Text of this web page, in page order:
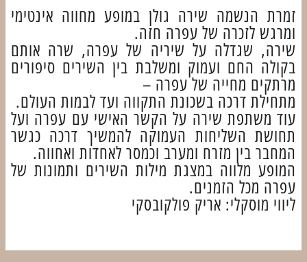
זמרת הנשמה שירה גולן במופע מחווה אינטימי
ומרגש לזכרה של עפרה חזה.
שירה, שגדלה על שיריה של עפרה, שרה אותם
בקולה החם ועמוק ומשלבת בין השירים סיפורים
מרתקים מחייה של עפרה –
מתחילת דרכה בשכונת התקווה ועד לבמות העולם.
עוד משתפת שירה על הקשר האישי עם עפרה ועל
תחושת השליחות העמוקה להמשיך דרכה כגשר
המחבר בין מזרח ומערב וכמסר לאחדות ואחווה.
המופע מלווה במצגת מילות השירים ותמונות של
עפרה מכל הזמנים.
ליווי מוסקלי: אריק פולקובסקי